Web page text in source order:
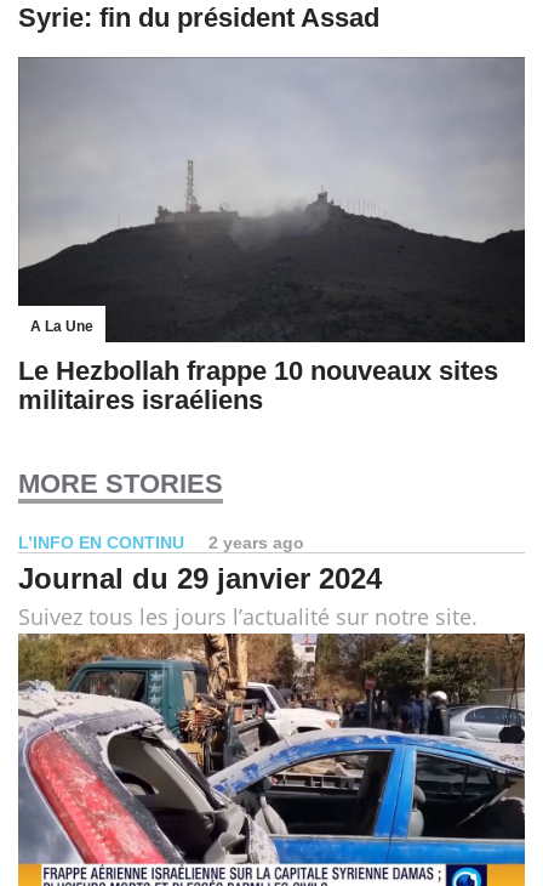
Syrie: fin du président Assad
A La Une
Le Hezbollah frappe 10 nouveaux sites
militaires israéliens
MORE STORIES
L’INFO EN CONTINU 2 years ago
Journal du 29 janvier 2024
Suivez tous les jours l’actualité sur notre site.